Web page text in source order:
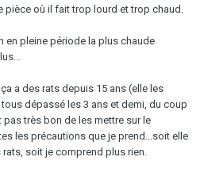
pièce où il fait trop lourd et trop chaud.
en pleine période la plus chaude
a des rats depuis 15 ans (elle les
dépassé les 3 ans et demi, du coup
très bon de les mettre sur le
les précautions que je prend...soit elle
soit je comprend plus rien.